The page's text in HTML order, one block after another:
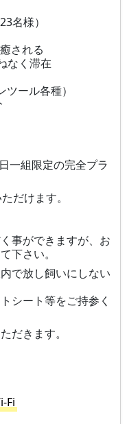
名様）
される
なく滞在
ール各種）
一組限定の完全プラ
だけます。
事ができますが、お
下さい。
で放し飼いにしない
シート等をご持参く
だきます。
Fi